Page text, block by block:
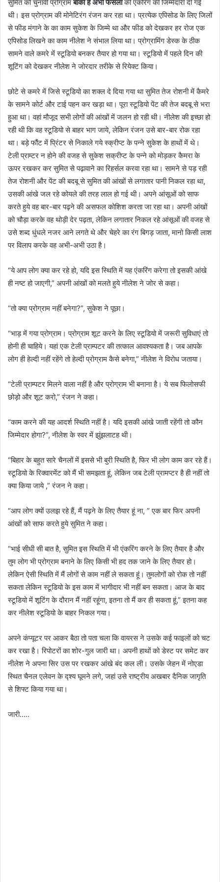
सुमित को चुनावी प्रोग्रामबाकी है अभी फैसलाकी एंकरिंग की जिम्मेदारी दी गई
थी। इस प्रोग्राम की मोनेटिरंग रंजन कर रहा था। प्रत्येक एपिसोड के लिए जिलों
से फीड मंगाने के का काम सुकेश के जिम्मे था और फीड को देखकर हर रोज एक
एपिसोड लिखने का काम नीलेश ने संभाल लिया था। प्रोग्रामिंग डेस्क के ठीक
सामने वाले कमरे में स्टूडियो बनकर तैयार हो गया था। स्टूडियो में पहले दिन की
शूटिंग को देखकर नीलेश ने जोरदार तरीके से रियेक्ट किया।
छोटे से कमरे में जिसे स्टूडियो का शक्ल दे दिया गया था सुमित तेज रोशनी में कैमरे
के सामने कोर्ट और टाई पहन कर खड़ा था। पूरा स्टूडियो पेंट की तेज बदबू से भरा
हुआ था। वहां मौजूद सभी लोगों की आंखों में जलन हो रही थी। नीलेश की इच्छा हो
रही थी कि वह स्टूडियो से बाहर भाग जाये, लेकिन रंजन उसे बार-बार रोक रहा
था। बड़े फौंट में प्रिंटर से निकाले गये स्क्रीप्ट के पन्ने सुकेश के हाथों में थे।
टेली प्राम्टर न होने की वजह से सुकेश सक्रीप्ट के पन्ने को मोड़कर कैमरा के
ऊपर रखकर कर सुमित से पढ़ावाने का रिहर्सल करवा रहा था। सामने से पड़ रही
तेज रोशनी और पेंट की बदबू से सुमित की आंखों से लगातार पानी निकल रहा था,
उसकी आंखे जल रहे कोयले की तरह लाल हो गई थी। अपने आंसूओं को साफ
करते हुये वह बार-बार पढ़ने की असफल कोशिश करता जा रहा था। अपनी आंखों
को चौड़ा करके वह थोड़ी देर पढ़ता, लेकिन लगातार निकल रहे आंसूओं की वजह से
उसे शब्द धुंधले नजर आने लगते थे और चेहरे का रंग बिगड़ जाता, मानो किसी लाश
पर विलाप करके वह अभी-अभी उठा है।
“ये आप लोग क्या कर रहे हो, यदि इस स्थिति में यह एंकरिंग करेगा तो इसकी आंखे
ही नष्ट हो जाएगी,” अपनी आंखों को मलते हुये नीलेश ने जोर से कहा।
“तो क्या प्रोग्राम नहीं बनेगा?”, सुकेश ने पूछा।
“भाड़ में गया प्रोग्राम। प्रोग्राम शूट करने के लिए स्टूडियो में जरूरी सुविधाएं तो
होनी ही चाहिये। यहां एक टेली प्राम्पटर की तत्काल आवश्यकता है। जब आपके
लोग ही हेल्दी नहीं रहेंगे तो हेल्दी प्रोग्राम कैसे बनेगा,” नीलेश ने विरोध जताया।
“टेली प्राम्पटर मिलने वाला नहीं है और प्रोग्राम भी बनाना है। ये सब फिलोसफी
छोड़ो और शूट करो,” रंजन ने कहा।
“काम करने की यह आदर्श स्थिति नहीं है। यदि इसकी आंखे जाती रहेंगी तो कौन
जिम्मेदार होगा?”, नीलेश के स्वर में झुंझलाटह थी।
“बिहार के बहुत सारे चैनलों में इससे भी बुरी स्थिति है, फिर भी लोग काम कर रहे हैं।
स्टूडियो के रिक्वारमेंट को मैं भी समझता हूं, लेकिन जब टेली प्रामप्टर है ही नहीं तो
क्या किया जाये ,” रंजन ने कहा।
“आप लोग क्यों उलझ रहे हैं, मैं पढ़ने के लिए तैयार हूं ना, ” एक बार फिर अपनी
आंखों को साफ करते हुये सुमित ने कहा।
“भाई सीधी सी बात है, सुमित इस स्थिति में भी एंकरिंग करने के लिए तैयार है और
तुम लोग भी प्रोग्राम बनाने के लिए किसी भी हद तक जाने के लिए तैयार हो।
लेकिन ऐसी स्थिति में मैं लोगों से काम नहीं ले सकता हूं। तुमलोगों को रोक तो नहीं
सकता लेकिन स्टूडियो के इस काम में भागीदार भी नहीं बन सकता। आज के बाद
स्टूडियो में शूटिंग के दौरान मैं नहीं रहूंगा, इतना तो मैं कर ही सकता हूं,” इतना कह
कर नीलेश स्टूडियो के बाहर निकल गया।
अपने कंप्यूटर पर आकर बैठा तो पता चला कि वायरस ने उसके कई फाइलों को चट
कर रखा है। रिपोटरों का शोर-गुल जारी था। अपनी हाथों को डेस्ट पर समेट कर
नीलेश ने अपना सिर उस पर रखकर आंखे बंद कल ली। उसके जेहन में नोएडा
स्थित चैनल एलेवन के द्श्य घूमने लगे, जहां उसे राष्ट्रीय अखबार दैनिक जागृति
से शिफ्ट किया गया था।
जारी…..